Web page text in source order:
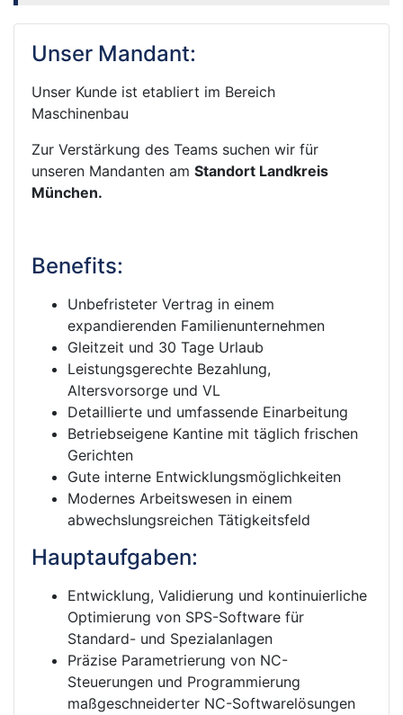
Unser Mandant:
Unser Kunde ist etabliert im Bereich
Maschinenbau
Zur Verstärkung des Teams suchen wir für
unseren Mandanten am Standort Landkreis
München.
Benefits:
Unbefristeter Vertrag in einem
expandierenden Familienunternehmen
Gleitzeit und 30 Tage Urlaub
Leistungsgerechte Bezahlung,
Altersvorsorge und VL
Detaillierte und umfassende Einarbeitung
Betriebseigene Kantine mit täglich frischen
Gerichten
Gute interne Entwicklungsmöglichkeiten
Modernes Arbeitswesen in einem
abwechslungsreichen Tätigkeitsfeld
Hauptaufgaben:
Entwicklung, Validierung und kontinuierliche
Optimierung von SPS-Software für
Standard- und Spezialanlagen
Präzise Parametrierung von NC-
Steuerungen und Programmierung
maßgeschneiderter NC-Softwarelösungen